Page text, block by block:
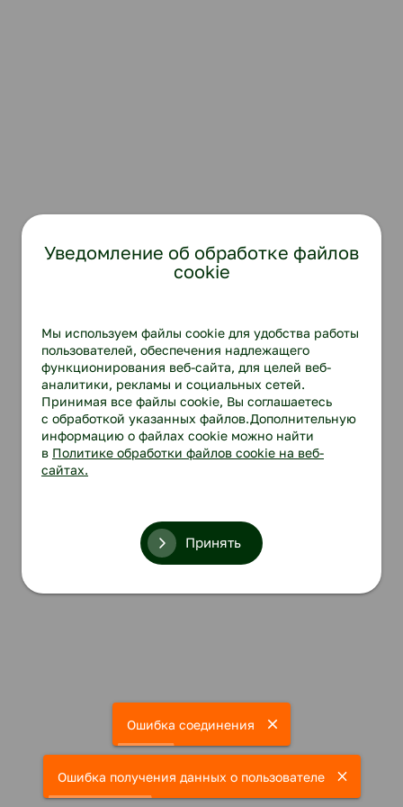
Ошибка соединения
Ошибка получения данных о пользователе
Уведомление об обработке файлов
cookie
Мы используем файлы cookie для удобства работы
пользователей, обеспечения надлежащего
функционирования веб-сайта, для целей веб-
аналитики, рекламы и социальных сетей.
Принимая все файлы cookie, Вы соглашаетесь
с обработкой указанных файлов.Дополнительную
информацию о файлах cookie можно найти
в Политике обработки файлов cookie на веб-
сайтах.
Принять